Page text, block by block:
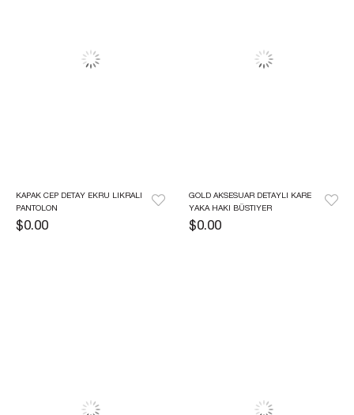
KAPAK CEP DETAY EKRU LIKRALI
PANTOLON
$0.00
GOLD AKSESUAR DETAYLI KARE
YAKA HAKI BÜSTIYER
$0.00